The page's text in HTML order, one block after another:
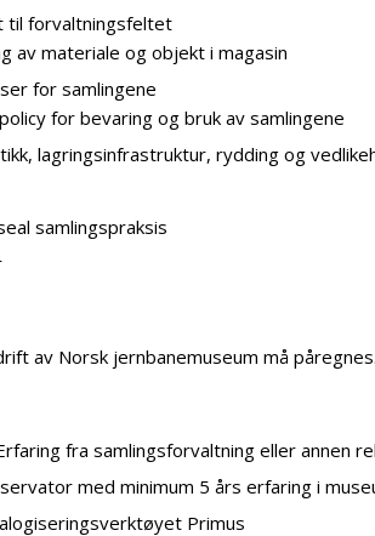
til forvaltningsfeltet
av materiale og objekt i magasin
for samlingene
for bevaring og bruk av samlingene
lagringsinfrastruktur, rydding og
samlingspraksis
av Norsk jernbanemuseum må påregnes.
fra samlingsforvaltning eller annen
med minimum 5 års erfaring i
Primus